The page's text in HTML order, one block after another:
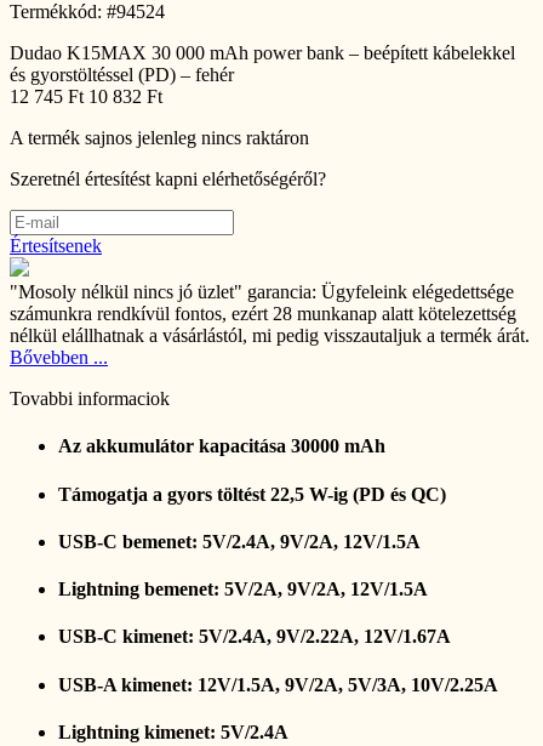
Termékkód: #94524
Dudao K15MAX 30 000 mAh power bank – beépített kábelekkel
és gyorstöltéssel (PD) – fehér
12 745 Ft 10 832 Ft
A termék sajnos jelenleg nincs raktáron
Szeretnél értesítést kapni elérhetőségéről?
Értesítsenek
"Mosoly nélkül nincs jó üzlet" garancia: Ügyfeleink elégedettsége
számunkra rendkívül fontos, ezért 28 munkanap alatt kötelezettség
nélkül elállhatnak a vásárlástól, mi pedig visszautaljuk a termék árát.
Bővebben ...
Tovabbi informaciok
Az akkumulátor kapacitása 30000 mAh
Támogatja a gyors töltést 22,5 W-ig (PD és QC)
USB-C bemenet: 5V/2.4A, 9V/2A, 12V/1.5A
Lightning bemenet: 5V/2A, 9V/2A, 12V/1.5A
USB-C kimenet: 5V/2.4A, 9V/2.22A, 12V/1.67A
USB-A kimenet: 12V/1.5A, 9V/2A, 5V/3A, 10V/2.25A
Lightning kimenet: 5V/2.4A